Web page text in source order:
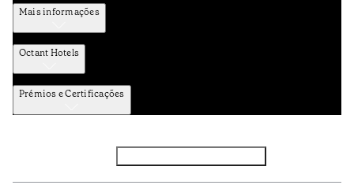
Mais informações
Octant Hotels
Prémios e Certificações